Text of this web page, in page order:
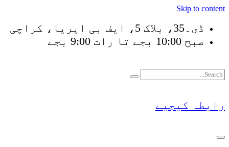
Skip to content
ڈی۔35، بلاک 5، ایف بی ایریا، کراچی
صبح 10:00 بجے تا رات 9:00 بجے
رابطہ کیجیے